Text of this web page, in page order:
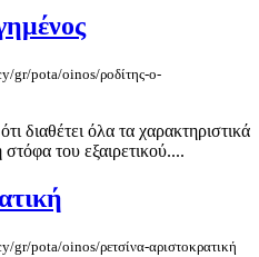
gr/pota/oinos/ροδίτης-ο-
διαθέτει όλα τα χαρακτηριστικά
του εξαιρετικού....
pota/oinos/ρετσίνα-αριστοκρατική